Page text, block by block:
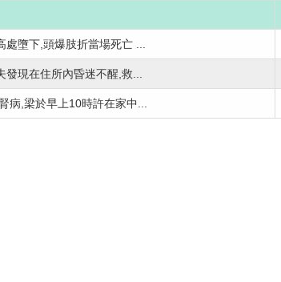
墮下,頭爆肢折當場死亡 ...
現在住所內昏迷不醒,救...
病,梁於早上10時許在家中...